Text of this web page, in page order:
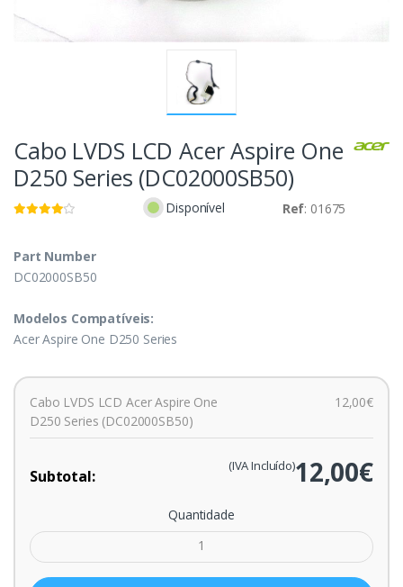
Cabo LVDS LCD Acer Aspire One
D250 Series (DC02000SB50)
Disponível Ref: 01675
Part Number
DC02000SB50
Modelos Compatíveis:
Acer Aspire One D250 Series
Cabo LVDS LCD Acer Aspire One
D250 Series (DC02000SB50)
12,00€
Subtotal: 12,00€
(IVA Incluído)
Quantidade